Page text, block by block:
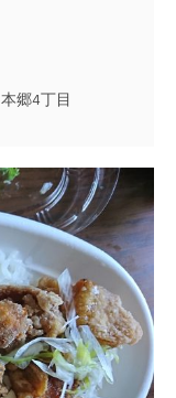
本郷4丁目